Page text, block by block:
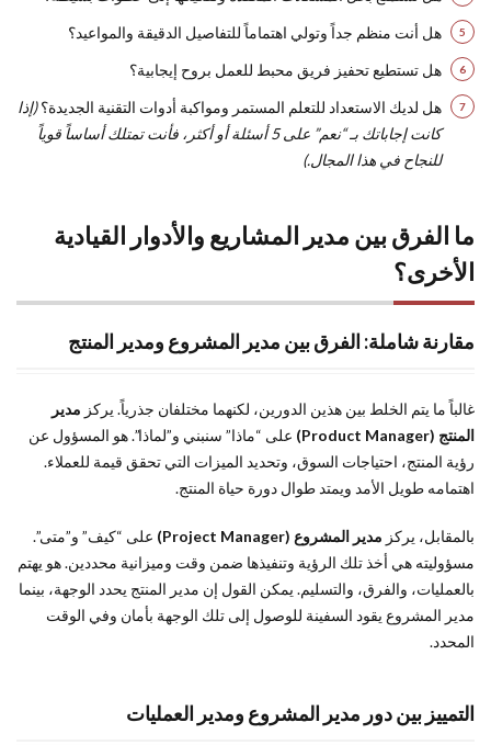
هل أنت منظم جداً وتولي اهتماماً للتفاصيل الدقيقة والمواعيد؟
هل تستطيع تحفيز فريق محبط للعمل بروح إيجابية؟
هل لديك الاستعداد للتعلم المستمر ومواكبة أدوات التقنية الجديدة؟(إذا
كانت إجاباتك بـ “نعم” على 5 أسئلة أو أكثر، فأنت تمتلك أساساً قوياً
للنجاح في هذا المجال.)
ما الفرق بين مدير المشاريع والأدوار القيادية
الأخرى؟
مقارنة شاملة: الفرق بين مدير المشروع ومدير المنتج
غالباً ما يتم الخلط بين هذين الدورين، لكنهما مختلفان جذرياً. يركز مدير
المنتج (Product Manager)
على “ماذا” سنبني و”لماذا”. هو المسؤول عن
رؤية المنتج، احتياجات السوق، وتحديد الميزات التي تحقق قيمة للعملاء.
اهتمامه طويل الأمد ويمتد طوال دورة حياة المنتج.
بالمقابل، يركز مدير المشروع (Project Manager)
على “كيف” و”متى”.
مسؤوليته هي أخذ تلك الرؤية وتنفيذها ضمن وقت وميزانية محددين. هو يهتم
بالعمليات، والفرق، والتسليم. يمكن القول إن مدير المنتج يحدد الوجهة، بينما
مدير المشروع يقود السفينة للوصول إلى تلك الوجهة بأمان وفي الوقت
المحدد.
التمييز بين دور مدير المشروع ومدير العمليات